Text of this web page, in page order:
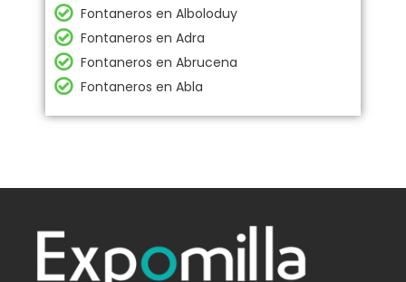
Fontaneros en Alboloduy
Fontaneros en Adra
Fontaneros en Abrucena
Fontaneros en Abla